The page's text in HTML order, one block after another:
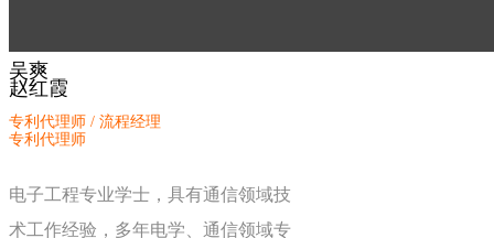
赵红霞
专利代理师
电子工程专业学士，具有通信领域技
术工作经验，多年电学、通信领域专
吴爽
专利代理师 / 流程经理